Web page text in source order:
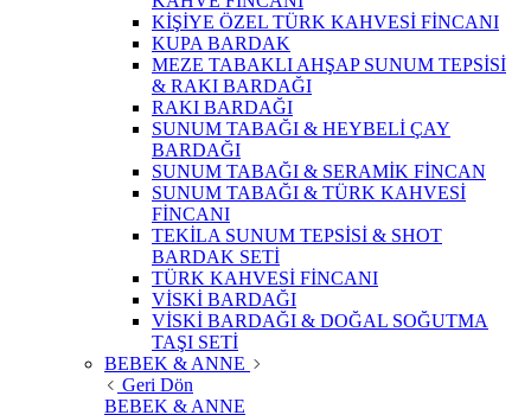
KİŞİYE ÖZEL TÜRK KAHVESİ FİNCANI
KUPA BARDAK
MEZE TABAKLI AHŞAP SUNUM TEPSİSİ
& RAKI BARDAĞI
RAKI BARDAĞI
SUNUM TABAĞI & HEYBELİ ÇAY
BARDAĞI
SUNUM TABAĞI & SERAMİK FİNCAN
SUNUM TABAĞI & TÜRK KAHVESİ
FİNCANI
TEKİLA SUNUM TEPSİSİ & SHOT
BARDAK SETİ
TÜRK KAHVESİ FİNCANI
VİSKİ BARDAĞI
VİSKİ BARDAĞI & DOĞAL SOĞUTMA
TAŞI SETİ
BEBEK & ANNE
Geri Dön
BEBEK & ANNE